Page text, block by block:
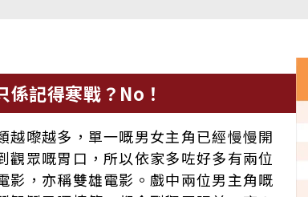
係記得寒戰？No！
越嚟越多，單一嘅男女主角已經慢慢開
觀眾嘅胃口，所以依家多咗好多有兩位
影，亦稱雙雄電影。戲中兩位男主角嘅